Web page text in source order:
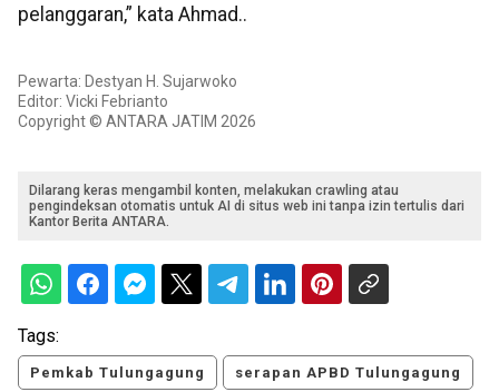
pelanggaran,” kata Ahmad..
Pewarta: Destyan H. Sujarwoko
Editor: Vicki Febrianto
Copyright © ANTARA JATIM 2026
Dilarang keras mengambil konten, melakukan crawling atau
pengindeksan otomatis untuk AI di situs web ini tanpa izin tertulis dari
Kantor Berita ANTARA.
Tags:
Pemkab Tulungagung serapan APBD Tulungagung